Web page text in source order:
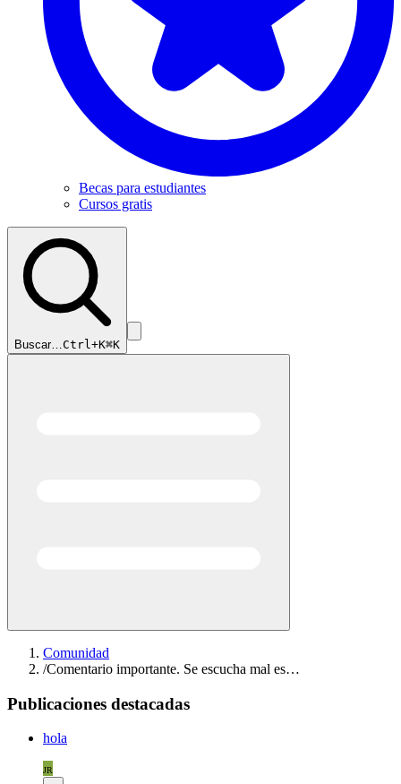
Becas para estudiantes
Cursos gratis
Buscar…Ctrl+K⌘K
Comunidad
/Comentario importante. Se escucha mal es…
Publicaciones destacadas
hola
JR